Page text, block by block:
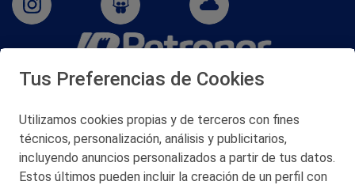
San Martín 5-Edificio Muñatones,
© 2026 Petronor S.A.
Tus Preferencias de Cookies
Utilizamos cookies propias y de terceros con fines
técnicos, personalización, análisis y publicitarios,
incluyendo anuncios personalizados a partir de tus datos.
Estos últimos pueden incluir la creación de un perfil con